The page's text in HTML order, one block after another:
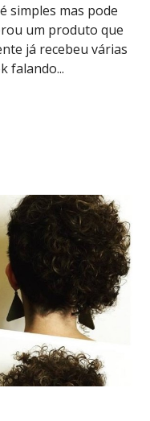
simples mas pode
um produto que
já recebeu várias
falando...